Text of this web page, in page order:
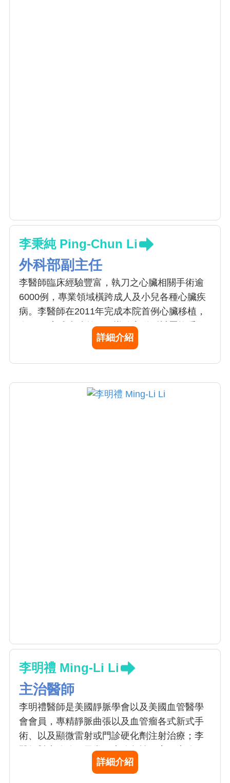
李秉純 Ping-Chun Li
外科部副主任
李醫師臨床經驗豐富，執刀之心臟相關手術逾
6000例，專業領域橫跨成人及小兒各種心臟疾
病。李醫師在2011年完成本院首例心臟移植，
在2016完成本院首例經導管主動脈瓣置換手術
(TAVI)，在2017年及2018年分別置放長效型心
二例。在現今日新月異的醫療環境，李醫師不
斷追求創新及進步，期望造福更多病患。另
詳細介紹
李明禮 Ming-Li Li
主治醫師
李明禮醫師是美國靜脈學會以及美國血管醫學
會會員，專精靜脈曲張以及血管瘤各式新式手
術、以及顯微雷射或門診硬化劑注射治療；李
醫師對廔管使用異常、廔管急性阻塞、廔管氣
球擴張處理有獨到治療方式。李醫師在周邊動
詳細介紹